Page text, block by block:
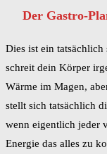
Der Gastro-
Dies ist ein
schreit dein Körper
Wärme im Magen,
stellt sich tatsächlich
wenn eigentlich jeder
Energie das alles zu